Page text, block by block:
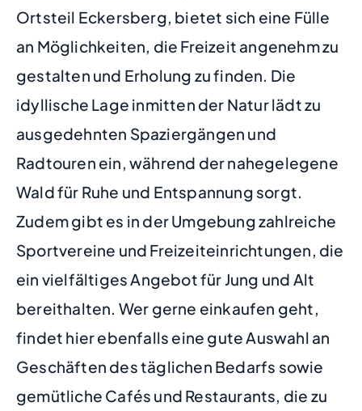
Ortsteil Eckersberg, bietet sich eine Fülle
an Möglichkeiten, die Freizeit angenehm zu
gestalten und Erholung zu finden. Die
idyllische Lage inmitten der Natur lädt zu
ausgedehnten Spaziergängen und
Radtouren ein, während der nahegelegene
Wald für Ruhe und Entspannung sorgt.
Zudem gibt es in der Umgebung zahlreiche
Sportvereine und Freizeiteinrichtungen, die
ein vielfältiges Angebot für Jung und Alt
bereithalten. Wer gerne einkaufen geht,
findet hier ebenfalls eine gute Auswahl an
Geschäften des täglichen Bedarfs sowie
gemütliche Cafés und Restaurants, die zu